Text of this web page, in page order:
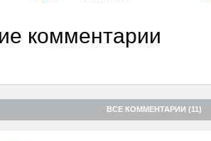
комментарии
ВСЕ КОММЕНТАРИИ (11)